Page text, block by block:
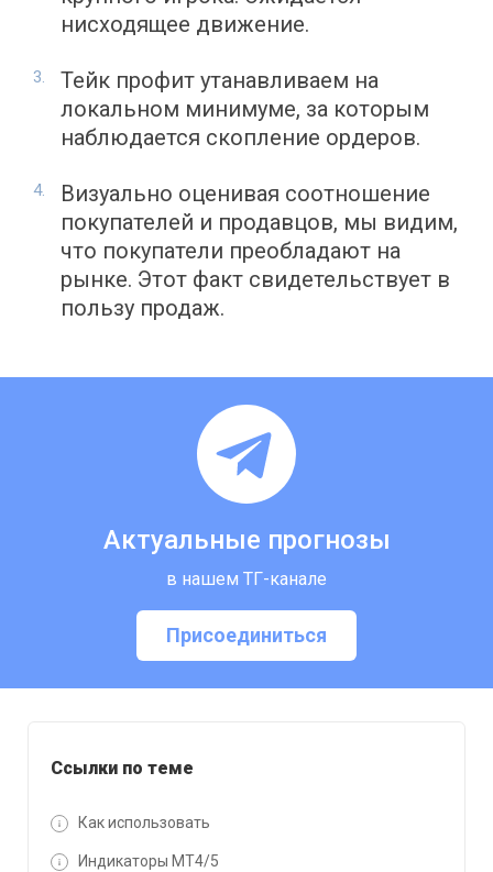
Ссылки по теме
Как использовать
Индикаторы MT4/5
нисходящее движение.
Тейк профит утанавливаем на
локальном минимуме, за которым
наблюдается скопление ордеров.
Визуально оценивая соотношение
покупателей и продавцов, мы видим,
что покупатели преобладают на
рынке. Этот факт свидетельствует в
пользу продаж.
Актуальные прогнозы
в нашем ТГ-канале
Присоединиться